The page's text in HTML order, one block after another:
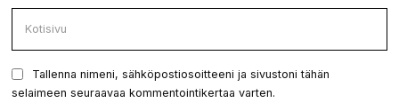
Tallenna nimeni, sähköpostiosoitteeni ja sivustoni tähän
selaimeen seuraavaa kommentointikertaa varten.